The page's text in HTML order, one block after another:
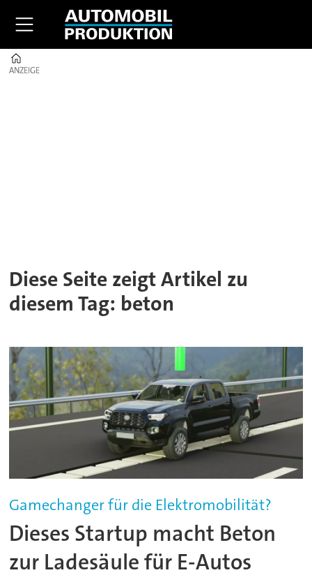
ANZEIGE
ANZEIGE
Diese Seite zeigt Artikel zu
diesem Tag: beton
Gamechanger für die Elektromobilität?
Dieses Startup macht Beton
zur Ladesäule für E-Autos